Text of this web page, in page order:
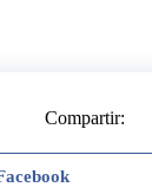
Compartir: